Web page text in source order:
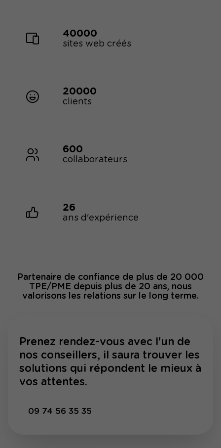
40000
sites web créés
20000
clients
600
collaborateurs
26
ans d'expérience
Partenaire de confiance de plus de 20 000
TPE/PME depuis plus de 20 ans, nous
valorisons les relations sur le long terme.
Prenez rendez-vous avec l'un de
nos conseillers, il saura trouver les
solutions qui répondent le mieux à
vos attentes.
09 74 56 35 35